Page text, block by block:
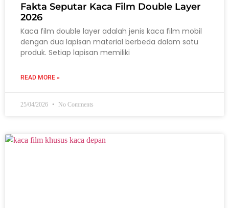
Fakta Seputar Kaca Film Double Layer
2026
Kaca film double layer adalah jenis kaca film mobil
dengan dua lapisan material berbeda dalam satu
produk. Setiap lapisan memiliki
READ MORE »
25/04/2026 No Comments